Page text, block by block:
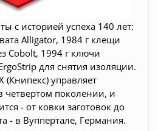
c историей успеха 140 лет:
Alligator, 1984 г клещи
Cobolt, 1994 г ключи
для снятия изоляции.
(Книпекс) управляет
четвертом поколении, и
- от ковки заготовок до
- в Вуппертале, Германия.